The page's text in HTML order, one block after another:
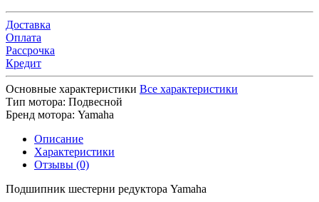
Доставка
Оплата
Рассрочка
Кредит
Основные характеристики Все характеристики
Тип мотора: Подвесной
Бренд мотора: Yamaha
Описание
Характеристики
Отзывы (0)
Подшипник шестерни редуктора Yamaha